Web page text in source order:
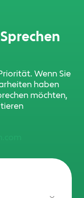
Wenn Sie
haben
möchten,